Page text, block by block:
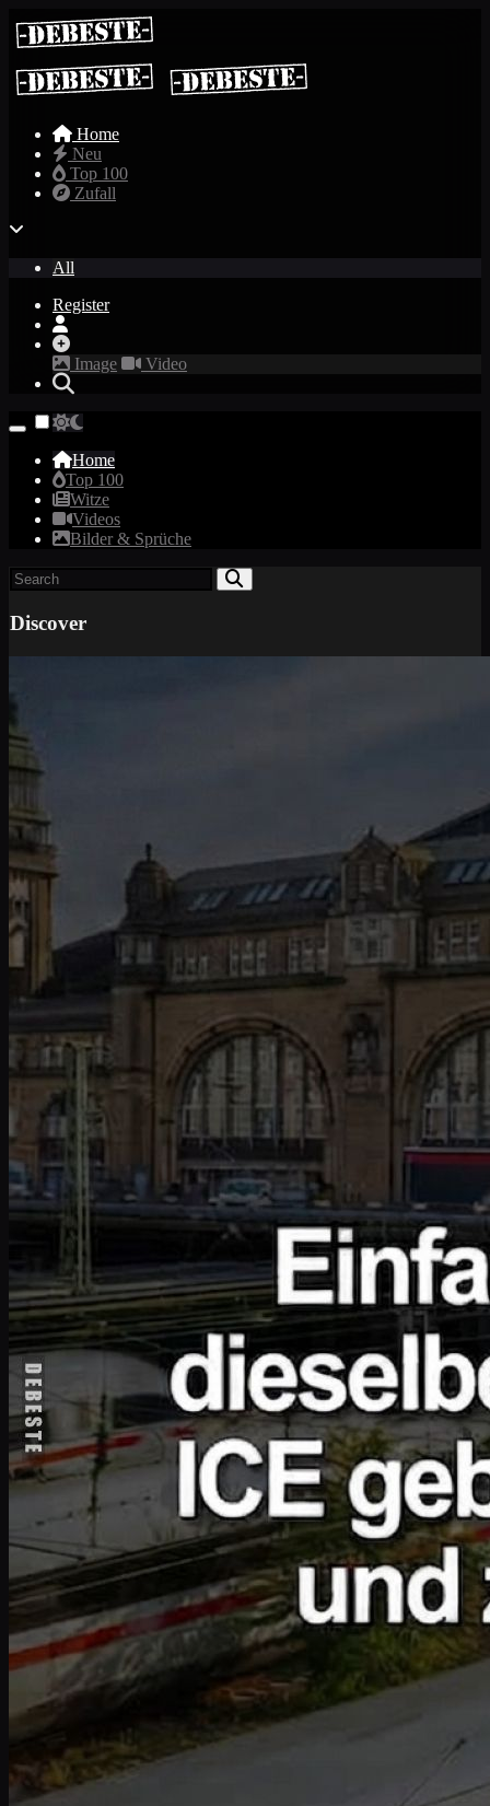
Home
Neu
Top 100
Zufall
All
Register
Image Video
Home
Top 100
Witze
Videos
Bilder & Sprüche
Discover